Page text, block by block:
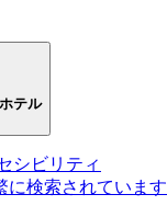
テル
シビリティ
に検索されています